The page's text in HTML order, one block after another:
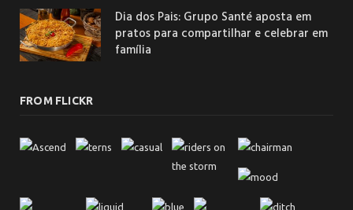
Dia dos Pais: Grupo Santé aposta em
pratos para compartilhar e celebrar em
família
FROM FLICKR